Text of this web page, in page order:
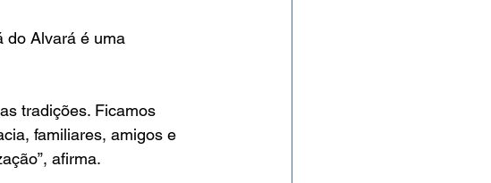
do Alvará é uma
tradições. Ficamos
familiares, amigos e
afirma.